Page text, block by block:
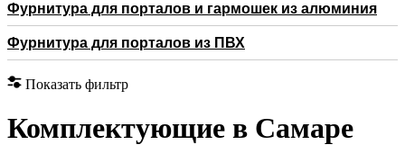
Фурнитура для порталов и гармошек из алюминия
Фурнитура для порталов из ПВХ
Показать фильтр
Комплектующие в Самаре